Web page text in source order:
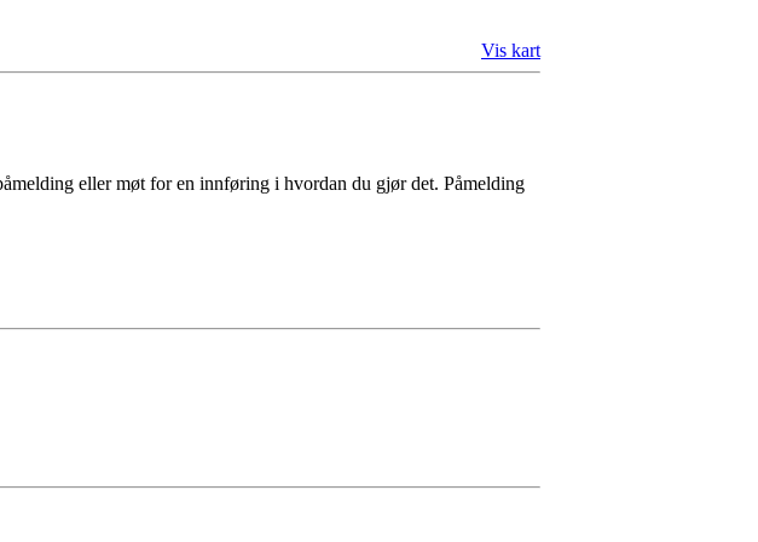
Vis kart
eller møt for en innføring i hvordan du gjør det. Påmelding